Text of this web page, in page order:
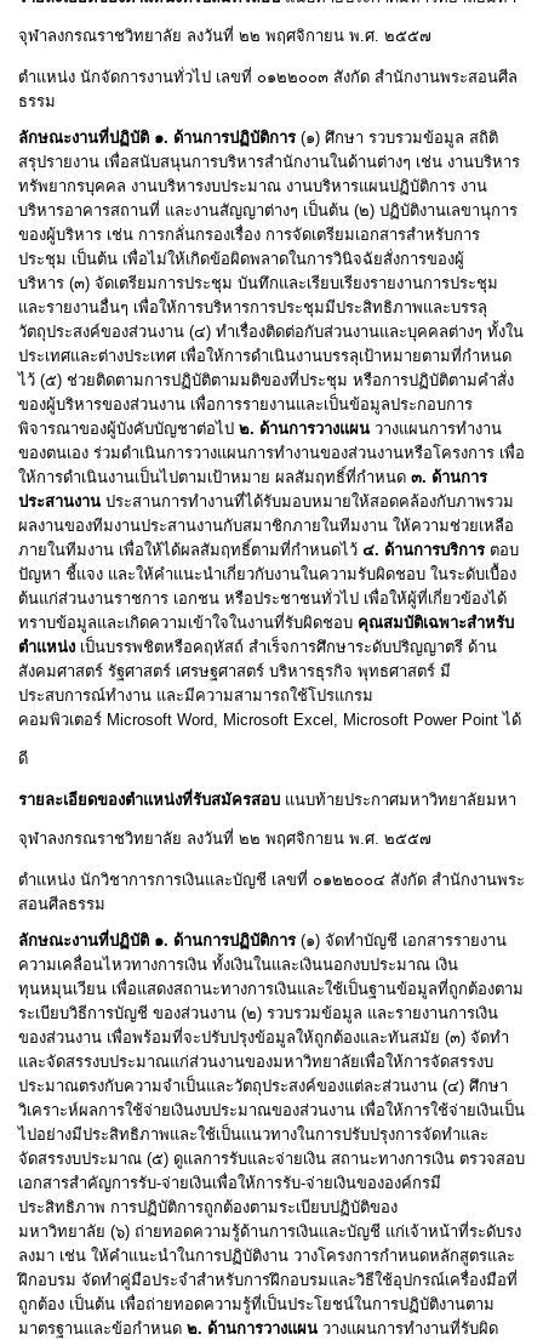
จุฬาลงกรณราชวิทยาลัย ลงวันที่ ๒๒ พฤศจิกายน พ.ศ. ๒๕๕๗
ตำแหน่ง นักจัดการงานทั่วไป เลขที่ ๐๑๒๒๐๐๓ สังกัด สำนักงานพระสอนศีล
ธรรม
ลักษณะงานที่ปฏิบัติ ๑. ด้านการปฏิบัติการ (๑) ศึกษา รวบรวมข้อมูล สถิติ
สรุปรายงาน เพื่อสนับสนุนการบริหารสำนักงานในด้านต่างๆ เช่น งานบริหาร
ทรัพยากรบุคคล งานบริหารงบประมาณ งานบริหารแผนปฏิบัติการ งาน
บริหารอาคารสถานที่ และงานสัญญาต่างๆ เป็นต้น (๒) ปฏิบัติงานเลขานุการ
ของผู้บริหาร เช่น การกลั่นกรองเรื่อง การจัดเตรียมเอกสารสำหรับการ
ประชุม เป็นต้น เพื่อไม่ให้เกิดข้อผิดพลาดในการวินิจฉัยสั่งการของผู้
บริหาร (๓) จัดเตรียมการประชุม บันทึกและเรียบเรียงรายงานการประชุม
และรายงานอื่นๆ เพื่อให้การบริหารการประชุมมีประสิทธิภาพและบรรลุ
วัตถุประสงค์ของส่วนงาน (๔) ทำเรื่องติดต่อกับส่วนงานและบุคคลต่างๆ ทั้งใน
ประเทศและต่างประเทศ เพื่อให้การดำเนินงานบรรลุเป้าหมายตามที่กำหนด
ไว้ (๕) ช่วยติดตามการปฏิบัติตามมติของที่ประชุม หรือการปฏิบัติตามคำสั่ง
ของผู้บริหารของส่วนงาน เพื่อการรายงานและเป็นข้อมูลประกอบการ
พิจารณาของผู้บังคับบัญชาต่อไป ๒. ด้านการวางแผน วางแผนการทำงาน
ของตนเอง ร่วมดำเนินการวางแผนการทำงานของส่วนงานหรือโครงการ เพื่อ
ให้การดำเนินงานเป็นไปตามเป้าหมาย ผลสัมฤทธิ์ที่กำหนด ๓. ด้านการ
ประสานงาน ประสานการทำงานที่ได้รับมอบหมายให้สอดคล้องกับภาพรวม
ผลงานของทีมงานประสานงานกับสมาชิกภายในทีมงาน ให้ความช่วยเหลือ
ภายในทีมงาน เพื่อให้ได้ผลสัมฤทธิ์ตามที่กำหนดไว้ ๔. ด้านการบริการ ตอบ
ปัญหา ชี้แจง และให้คำแนะนำเกี่ยวกับงานในความรับผิดชอบ ในระดับเบื้อง
ต้นแก่ส่วนงานราชการ เอกชน หรือประชาชนทั่วไป เพื่อให้ผู้ที่เกี่ยวข้องได้
ทราบข้อมูลและเกิดความเข้าใจในงานที่รับผิดชอบ คุณสมบัติเฉพาะสำหรับ
ตำแหน่ง เป็นบรรพชิตหรือคฤหัสถ์ สำเร็จการศึกษาระดับปริญญาตรี ด้าน
สังคมศาสตร์ รัฐศาสตร์ เศรษฐศาสตร์ บริหารธุรกิจ พุทธศาสตร์ มี
ประสบการณ์ทำงาน และมีความสามารถใช้โปรแกรม
คอมพิวเตอร์ Microsoft Word, Microsoft Excel, Microsoft Power Pointได้
ดี
รายละเอียดของตำแหน่งที่รับสมัครสอบ แนบท้ายประกาศมหาวิทยาลัยมหา
จุฬาลงกรณราชวิทยาลัย ลงวันที่ ๒๒ พฤศจิกายน พ.ศ. ๒๕๕๗
ตำแหน่ง นักวิชาการการเงินและบัญชี เลขที่ ๐๑๒๒๐๐๔ สังกัด สำนักงานพระ
สอนศีลธรรม
ลักษณะงานที่ปฏิบัติ ๑. ด้านการปฏิบัติการ (๑) จัดทำบัญชี เอกสารรายงาน
ความเคลื่อนไหวทางการเงิน ทั้งเงินในและเงินนอกงบประมาณ เงิน
ทุนหมุนเวียน เพื่อแสดงสถานะทางการเงินและใช้เป็นฐานข้อมูลที่ถูกต้องตาม
ระเบียบวิธีการบัญชี ของส่วนงาน (๒) รวบรวมข้อมูล และรายงานการเงิน
ของส่วนงาน เพื่อพร้อมที่จะปรับปรุงข้อมูลให้ถูกต้องและทันสมัย (๓) จัดทำ
และจัดสรรงบประมาณแก่ส่วนงานของมหาวิทยาลัยเพื่อให้การจัดสรรงบ
ประมาณตรงกับความจำเป็นและวัตถุประสงค์ของแต่ละส่วนงาน (๔) ศึกษา
วิเคราะห์ผลการใช้จ่ายเงินงบประมาณของส่วนงาน เพื่อให้การใช้จ่ายเงินเป็น
ไปอย่างมีประสิทธิภาพและใช้เป็นแนวทางในการปรับปรุงการจัดทำและ
จัดสรรงบประมาณ (๕) ดูแลการรับและจ่ายเงิน สถานะทางการเงิน ตรวจสอบ
เอกสารสำคัญการรับ-จ่ายเงินเพื่อให้การรับ-จ่ายเงินขององค์กรมี
ประสิทธิภาพ การปฏิบัติการถูกต้องตามระเบียบปฏิบัติของ
มหาวิทยาลัย (๖) ถ่ายทอดความรู้ด้านการเงินและบัญชี แก่เจ้าหน้าที่ระดับรง
ลงมา เช่น ให้คำแนะนำในการปฏิบัติงาน วางโครงการกำหนดหลักสูตรและ
ฝึกอบรม จัดทำคู่มือประจำสำหรับการฝึกอบรมและวิธีใช้อุปกรณ์เครื่องมือที่
ถูกต้อง เป็นต้น เพื่อถ่ายทอดความรู้ที่เป็นประโยชน์ในการปฏิบัติงานตาม
มาตรฐานและข้อกำหนด ๒. ด้านการวางแผน วางแผนการทำงานที่รับผิด